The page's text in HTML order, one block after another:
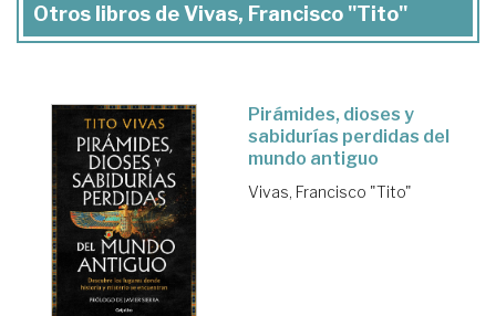
Otros libros de Vivas, Francisco "Tito"
Pirámides, dioses y
sabidurías perdidas del
mundo antiguo
Vivas, Francisco "Tito"